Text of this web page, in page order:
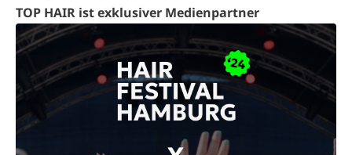
TOP HAIR ist exklusiver Medienpartner